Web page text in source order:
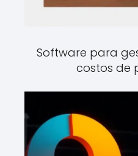
Software para
costos de